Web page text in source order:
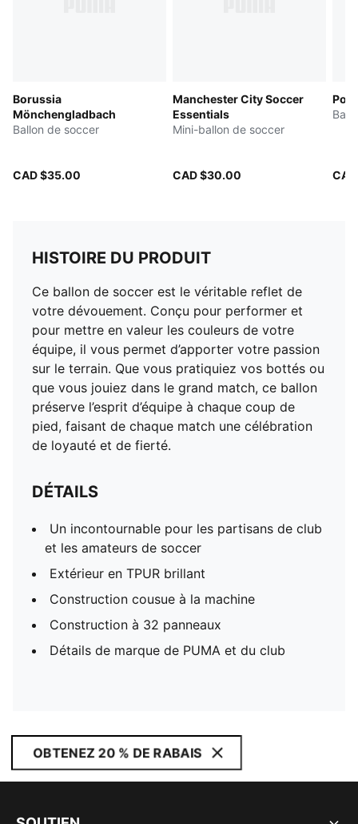
Borussia
Mönchengladbach
Ballon de soccer
CAD $35.00
Manchester City Soccer
Essentials
Mini-ballon de soccer
CAD $30.00
HISTOIRE DU PRODUIT
Ce ballon de soccer est le véritable reflet de
votre dévouement. Conçu pour performer et
pour mettre en valeur les couleurs de votre
équipe, il vous permet d’apporter votre passion
sur le terrain. Que vous pratiquiez vos bottés ou
que vous jouiez dans le grand match, ce ballon
préserve l’esprit d’équipe à chaque coup de
pied, faisant de chaque match une célébration
de loyauté et de fierté.
DÉTAILS
Un incontournable pour les partisans de club
et les amateurs de soccer
Extérieur en TPUR brillant
Construction cousue à la machine
Construction à 32 panneaux
Détails de marque de PUMA et du club
OBTENEZ 20 % DE RABAIS